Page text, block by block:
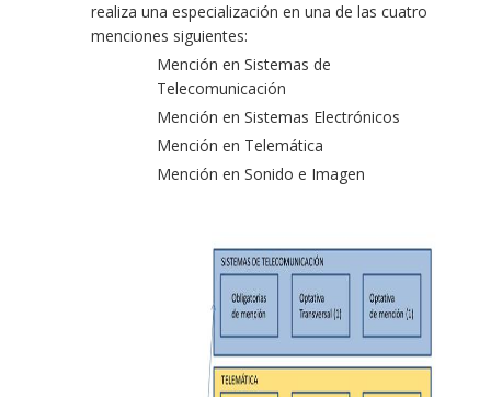
realiza una especialización en una de las cuatro
menciones siguientes:
Mención en Sistemas de
Telecomunicación
Mención en Sistemas Electrónicos
Mención en Telemática
Mención en Sonido e Imagen